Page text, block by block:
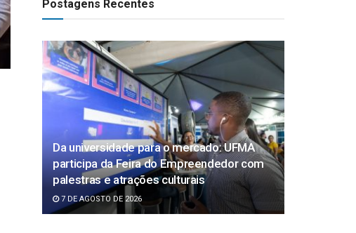
Postagens Recentes
Da universidade para o mercado: UFMA
participa da Feira do Empreendedor com
palestras e atrações culturais
7 DE AGOSTO DE 2026